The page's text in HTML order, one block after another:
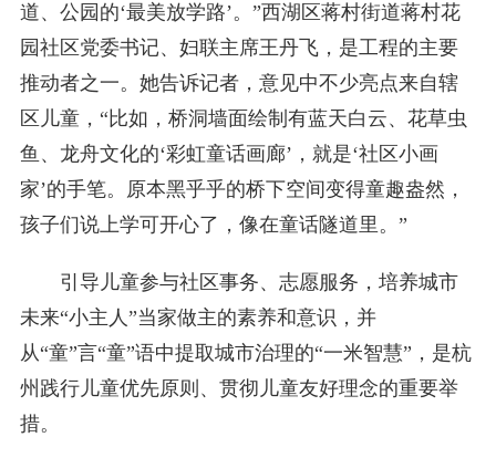
道、公园的‘最美放学路’。”西湖区蒋村街道蒋村花
园社区党委书记、妇联主席王丹飞，是工程的主要
推动者之一。她告诉记者，意见中不少亮点来自辖
区儿童，“比如，桥洞墙面绘制有蓝天白云、花草虫
鱼、龙舟文化的‘彩虹童话画廊’，就是‘社区小画
家’的手笔。原本黑乎乎的桥下空间变得童趣盎然，
孩子们说上学可开心了，像在童话隧道里。”
引导儿童参与社区事务、志愿服务，培养城市
未来“小主人”当家做主的素养和意识，并
从“童”言“童”语中提取城市治理的“一米智慧”，是杭
州践行儿童优先原则、贯彻儿童友好理念的重要举
措。